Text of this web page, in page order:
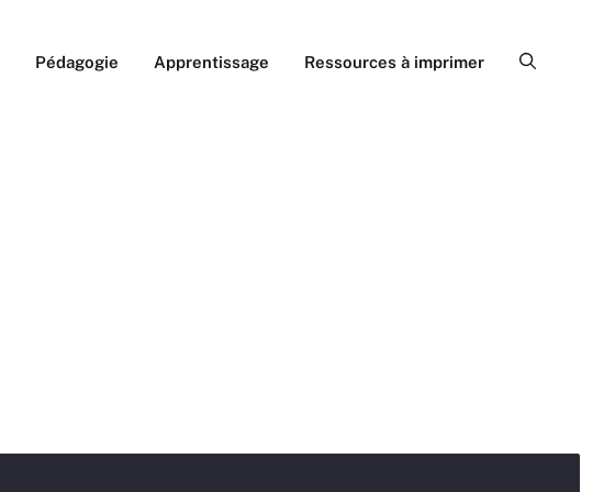
Pédagogie Apprentissage Ressources à imprimer